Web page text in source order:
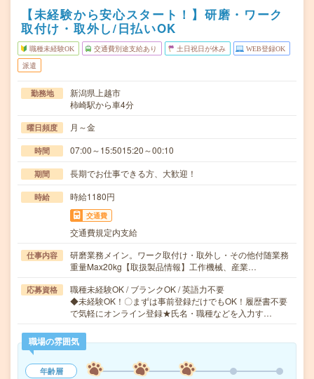
【未経験から安心スタート！】研磨・ワーク
取付け・取外し/日払いOK
職種未経験OK 交通費別途支給あり 土日祝日が休み WEB登録OK
派遣
勤務地
新潟県上越市
柿崎駅から車4分
曜日頻度 月～金
時間 07:00～15:5015:20～00:10
期間 長期でお仕事できる方、大歓迎！
時給 時給1180円
交通費
交通費規定内支給
仕事内容
研磨業務メイン。ワーク取付け・取外し・その他付随業務
重量Max20kg【取扱製品情報】工作機械、産業…
応募資格
職種未経験OK / ブランクOK / 英語力不要
◆未経験OK！〇まずは事前登録だけでもOK！履歴書不要
で気軽にオンライン登録★氏名・職種などを入力す…
職場の雰囲気
年齢層